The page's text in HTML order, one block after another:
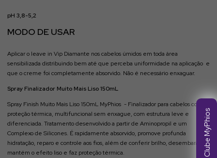
pH 3,8-5,2
MODO DE USAR
Aplicar o leave in Vip Diamante nos cabelos úmidos em toda área
sensibilizada distribuindo bem até que perceba uniformidade na aplicação e
que o creme foi completamente absorvido. Não é necessário enxaguar.
Spray Finalizador Muito Mais Liso 150mL
Spray Finish Muito Mais Liso 150mL MyPhios - Finalizador para cabelos com
proteção térmica, multifuncional sem enxague, com estrutura leve e
diferenciada. Tratamento desenvolvido a partir de Aminopropil e um
Complexo de Silicones. É rapidamente absorvido, promove profunda
hidratação, reparo e controle aos fios, além de conferir brilho, desembaraço,
mantém o efeito liso e faz proteção térmica.
Clube MyPhios